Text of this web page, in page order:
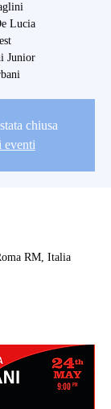
Lucia
Junior
chiusa
eventi
RM, Italia